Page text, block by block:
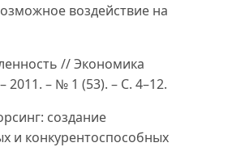
воздействие на
// Экономика
– № 1 (53). – С. 4–12.
создание
и конкурентоспособных